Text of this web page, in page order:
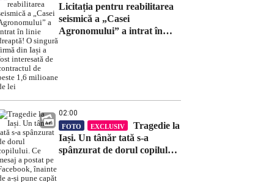
Licitația pentru reabilitarea
seismică a „Casei
Agronomului” a intrat în
02:00
FOTO EXCLUSIV
Tragedie la
Iași. Un tânăr tată s-a
spânzurat de dorul copilului.